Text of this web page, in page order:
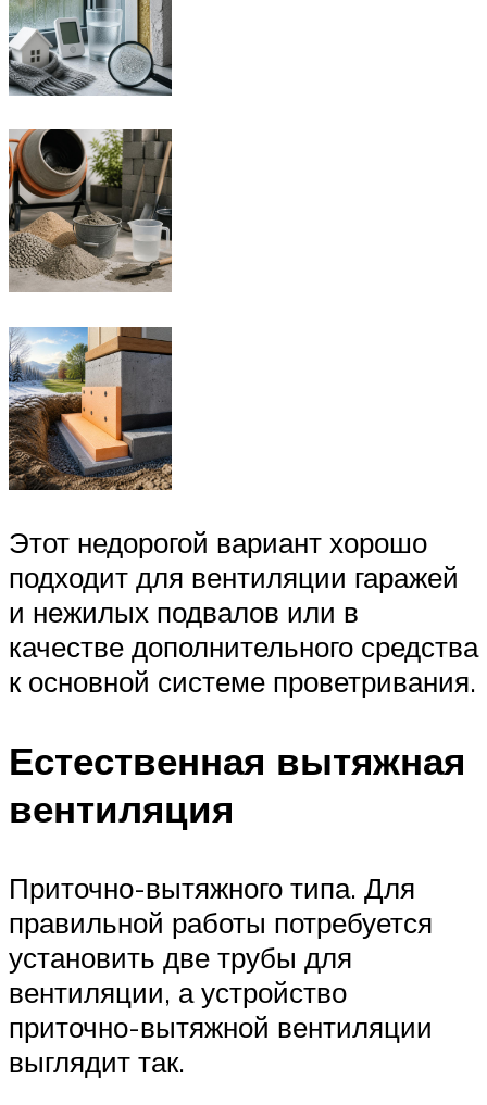
Этот недорогой вариант хорошо
подходит для вентиляции гаражей
и нежилых подвалов или в
качестве дополнительного средства
к основной системе проветривания.
Естественная вытяжная
вентиляция
Приточно-вытяжного типа. Для
правильной работы потребуется
установить две трубы для
вентиляции, а устройство
приточно-вытяжной вентиляции
выглядит так.